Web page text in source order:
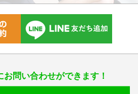
お問い合わせができます！